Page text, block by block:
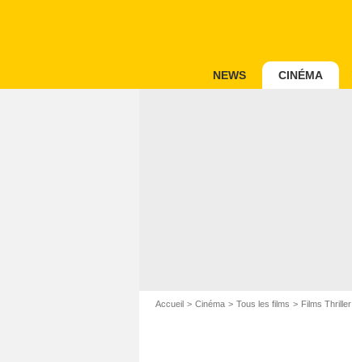
NEWS CINÉMA
Accueil Cinéma Tous les films Films Thriller